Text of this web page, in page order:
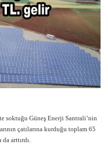
soktuğu Güneş Enerji Santrali’nin
çatılarına kurduğu toplam 65
arttırdı.